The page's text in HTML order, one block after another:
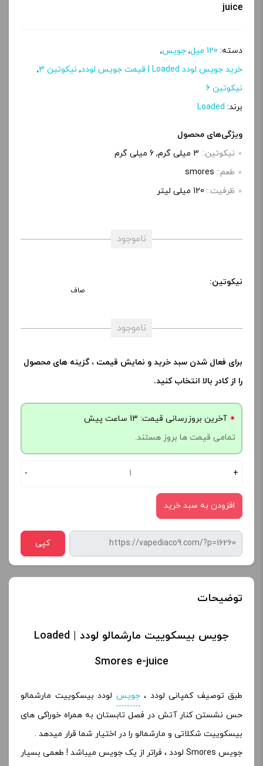
juice
دسته: 120 میل , جویس,
خرید جویس لودد Loaded | قیمت جویس لودد
, نیکوتین 3
,
نیکوتین 6
برند: Loaded
ویژگی‌های محصول
نیکوتین:: 3 میلی گرم, 6 میلی‌ گرم
طعم:: smores
ظرفیت:: 120 میلی لیتر
ناموجود
نیکوتین:
صاف
ناموجود
برای فعال شدن سبد خرید و نمایش قیمت ، گزینه های محصول
را از کادر بالا انتخاب کنید.
آخرین بروزرسانی قیمت: 13 ساعت پیش
تمامی قیمت ها بروز هستند.
- +
افزودن به سبد خرید
کپی
توضیحات
جویس بیسکوییت مارشمالو لودد | Loaded
Smores e-juice
طبق توصیف کمپانی لودد ،جویس لودد بیسکوییت مارشمالو
حس نشستن کنار آتش در فصل تابستان به همراه خوراکی های
بیسکوییت شکلاتی و مارشمالو را در اختیار شما قرار میدهد .
جویس Smores لودد ، فراتر از یک جویس میباشد ! طعمی بسیار